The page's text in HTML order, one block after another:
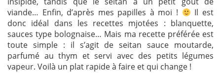
viande… Enfin, d’après mes papilles à moi !
Il est
donc idéal dans les recettes mjotées : blanquette,
sauces type bolognaise… Mais ma recette préférée est
toute simple : il s’agit de seitan sauce moutarde,
parfumé au thym et servi avec des petits légumes
vapeur. Voilà un plat rapide à faire et qui change !